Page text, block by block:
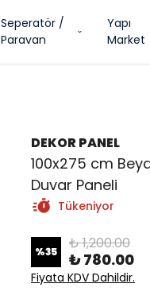
Seperatör /
Paravan
Yapı
Market
DEKOR PANEL
100x275 cm
Duvar Paneli
Tükeniyor
%35 ₺ 1,200.00
₺ 780.00
Fiyata KDV Dahildir.